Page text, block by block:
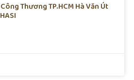
Thương TP.HCM Hà Văn Út